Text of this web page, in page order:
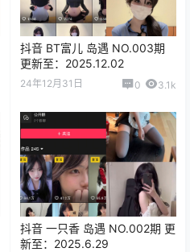
抖音 BT富儿 岛遇 NO.003期
更新至：2025.12.02
24年12月31日 0 3.1k
抖音 一只香 岛遇 NO.002期 更
新至：2025.6.29